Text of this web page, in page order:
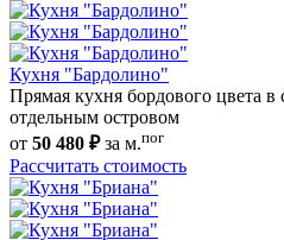
Кухня "Бардолино"
Прямая кухня бордового цвета
отдельным островом
от 50 480 ₽за м.пог
Рассчитать стоимость